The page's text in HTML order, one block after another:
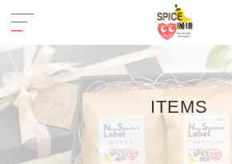
ITEMS